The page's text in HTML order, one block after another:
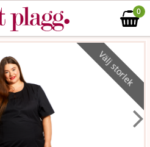
0
Välj storlek